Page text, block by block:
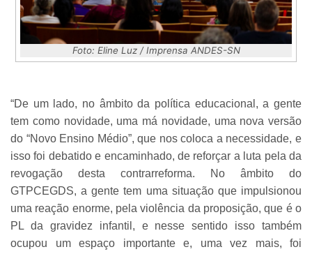
Foto: Eline Luz / Imprensa ANDES-SN
“De um lado, no âmbito da política educacional, a gente
tem como novidade, uma má novidade, uma nova versão
do “Novo Ensino Médio”, que nos coloca a necessidade, e
isso foi debatido e encaminhado, de reforçar a luta pela da
revogação desta contrarreforma. No âmbito do
GTPCEGDS, a gente tem uma situação que impulsionou
uma reação enorme, pela violência da proposição, que é o
PL da gravidez infantil, e nesse sentido isso também
ocupou um espaço importante e, uma vez mais, foi